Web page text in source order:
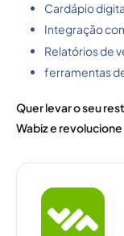
Cardápio
Integração
Relatórios de
ferramentas
Quer levar o seu
Wabiz e